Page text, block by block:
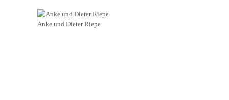
Anke und Dieter Riepe